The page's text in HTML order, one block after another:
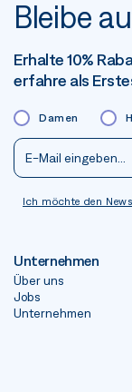
Bleibe
Erhalte 10%
erfahre als
Damen
Ich möchte den
Unternehmen
Über uns
Jobs
Unternehmen